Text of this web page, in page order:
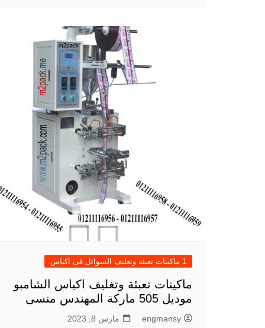
1 ماكينات تعبئة وتغليف السوائل فى اكياس
ماكينات تعبئة وتغليف اكياس الشامبو
موديل 505 ماركة المهندس منسى
engmansy مارس 8, 2023